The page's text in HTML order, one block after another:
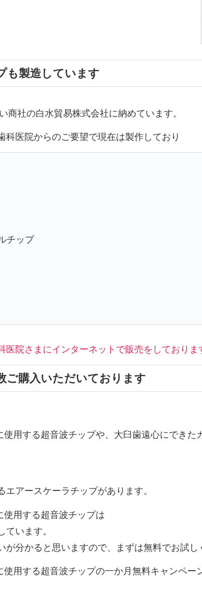
も製造しています
商社の白水貿易株式会社に納めています。
科医院からのご要望で現在は製作しており
チップ
医院さまにインターネットで販売をしておりま
ご購入いただいております
用する超音波チップや、大臼歯遠心にでき
アースケーラチップがあります。
使用する超音波チップは
ています。
分かると思いますので、まずは無料でお試し
用する超音波チップの一か月無料キャンペー